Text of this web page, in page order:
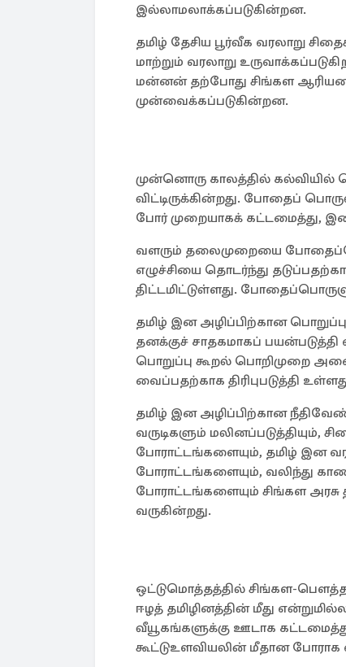
இல்லாமலாக்கப்படுகின்றன.
தமிழ் தேசிய பூர்வீக வரலாறு
மாற்றும் வரலாறு
மன்னன் தற்போது சிங்கள
முன்வைக்கப்படுகின்றன.
முன்னொரு காலத்தில் கல்வியில்
விட்டிருக்கின்றது. போதைப்
போர் முறையாகக் கட்டமைத்து,
வளரும் தலைமுறையை
எழுச்சியை தொடர்ந்து
திட்டமிட்டுள்ளது.
தமிழ் இன அழிப்பிற்கான
தனக்குச் சாதகமாகப் பயன்படுத்தி
பொறுப்பு கூறல் பொறிமுறை
வைப்பதற்காக திரிபுபடுத்தி
தமிழ் இன அழிப்பிற்கான
வருடிகளும் மலினப்படுத்தியும்,
போராட்டங்களையும், தமிழ் இன
போராட்டங்களையும், வலிந்து
போராட்டங்களையும் சிங்கள அரசு
வருகின்றது.
ஒட்டுமொத்தத்தில் சிங்கள-பௌத்த
ஈழத் தமிழினத்தின் மீது
வீயூகங்களுக்கு ஊடாக
கூட்டுஉளவியலின் மீதான போராக